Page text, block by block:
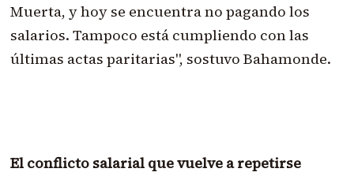
Muerta, y hoy se encuentra no pagando los
salarios. Tampoco está cumpliendo con las
últimas actas paritarias", sostuvo Bahamonde.
El conflicto salarial que vuelve a repetirse